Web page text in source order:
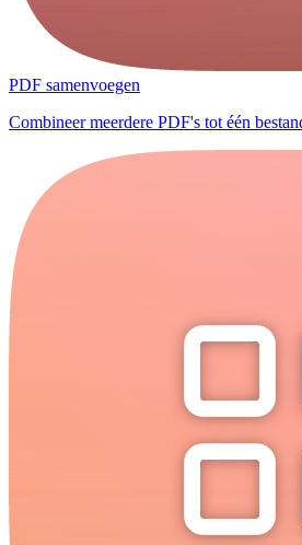
PDF samenvoegen
Combineer meerdere PDF's tot één